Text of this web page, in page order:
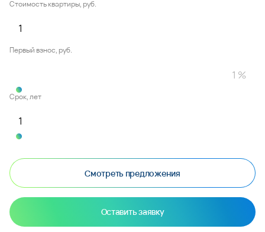
Стоимость квартиры, руб.
Первый взнос, руб.
Срок, лет
Смотреть предложения
Оставить заявку